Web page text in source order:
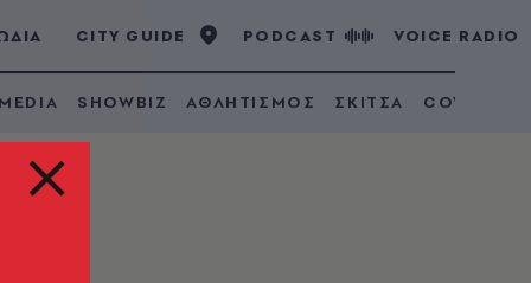
CITY GUIDE PODCAST VOICE RADIO
SHOWBIZ ΑΘΛΗΤΙΣΜΟΣ ΣΚΙΤΣΑ COVID 19